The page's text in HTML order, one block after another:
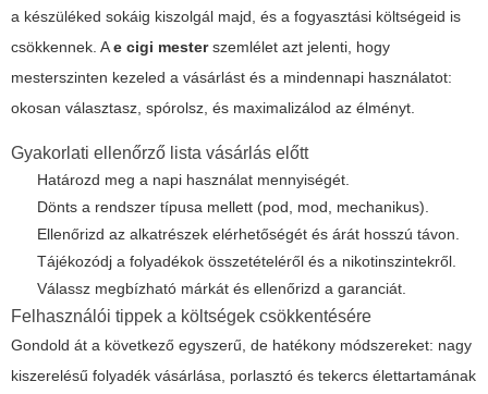
a készüléked sokáig kiszolgál majd, és a fogyasztási költségeid is
csökkennek. Ae cigi mesterszemlélet azt jelenti, hogy
mesterszinten kezeled a vásárlást és a mindennapi használatot:
okosan választasz, spórolsz, és maximalizálod az élményt.
Gyakorlati ellenőrző lista vásárlás előtt
Határozd meg a napi használat mennyiségét.
Dönts a rendszer típusa mellett (pod, mod, mechanikus).
Ellenőrizd az alkatrészek elérhetőségét és árát hosszú távon.
Tájékozódj a folyadékok összetételéről és a nikotinszintekről.
Válassz megbízható márkát és ellenőrizd a garanciát.
Felhasználói tippek a költségek csökkentésére
Gondold át a következő egyszerű, de hatékony módszereket: nagy
kiszerelésű folyadék vásárlása, porlasztó és tekercs élettartamának